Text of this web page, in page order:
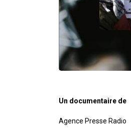
Un documentaire de
Agence Presse Radio